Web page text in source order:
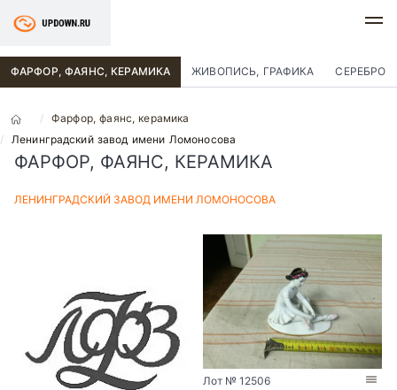
ФАРФОР, ФАЯНС, КЕРАМИКА ЖИВОПИСЬ, ГРАФИКА СЕРЕБРО
Фарфор, фаянс, керамика
Ленинградский завод имени Ломоносова
ФАРФОР, ФАЯНС, КЕРАМИКА
ЛЕНИНГРАДСКИЙ ЗАВОД ИМЕНИ ЛОМОНОСОВА
Лот № 12506